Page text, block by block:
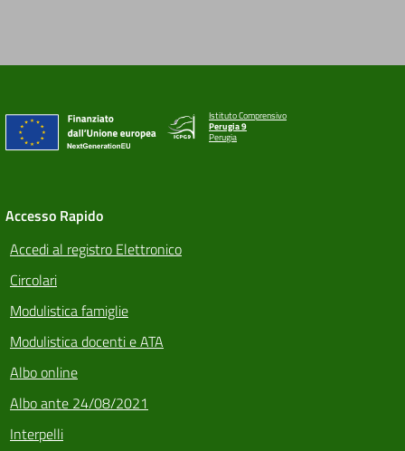
Istituto Comprensivo
Perugia 9
Perugia
Accesso Rapido
Accedi al registro Elettronico
Circolari
Modulistica famiglie
Modulistica docenti e ATA
Albo online
Albo ante 24/08/2021
Interpelli